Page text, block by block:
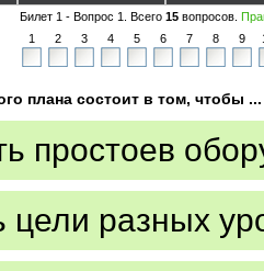
Билет 1 - Вопрос 1 . Всего 15вопросов.
1
2 3 4 5 6 7 8 9
плана состоит в том, чтобы ...
простоев
цели разных